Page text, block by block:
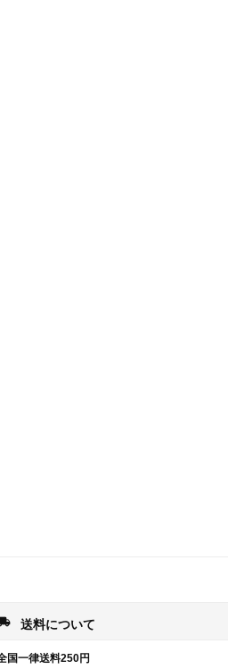
送料について
国一律送料250円